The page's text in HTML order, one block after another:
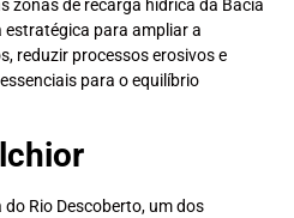
zonas de recarga hídrica da Bacia
estratégica para ampliar a
reduzir processos erosivos e
para o equilíbrio
Rio Descoberto, um dos